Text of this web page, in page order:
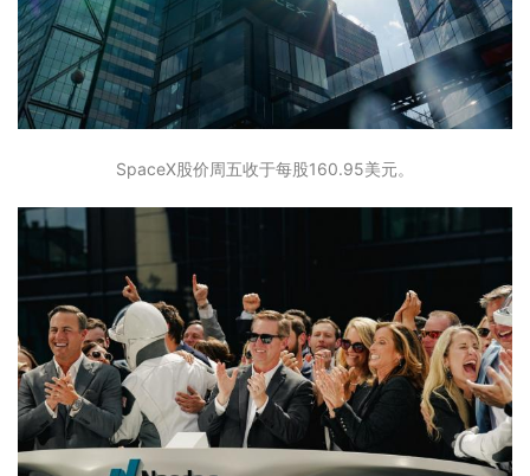
SpaceX股价周五收于每股160.95美元。